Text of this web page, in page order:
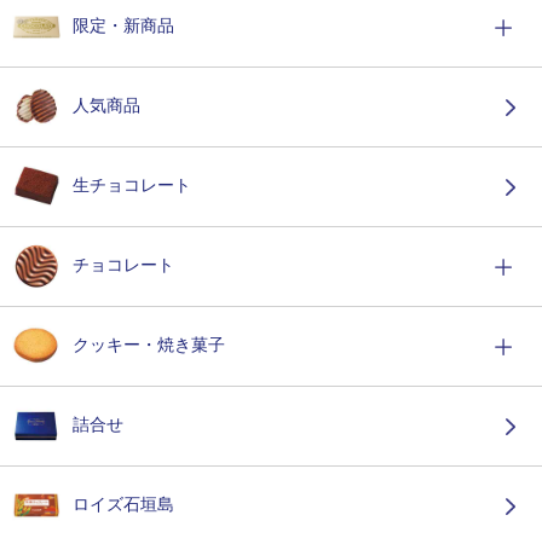
限定・新商品
人気商品
生チョコレート
チョコレート
クッキー・焼き菓子
詰合せ
ロイズ石垣島